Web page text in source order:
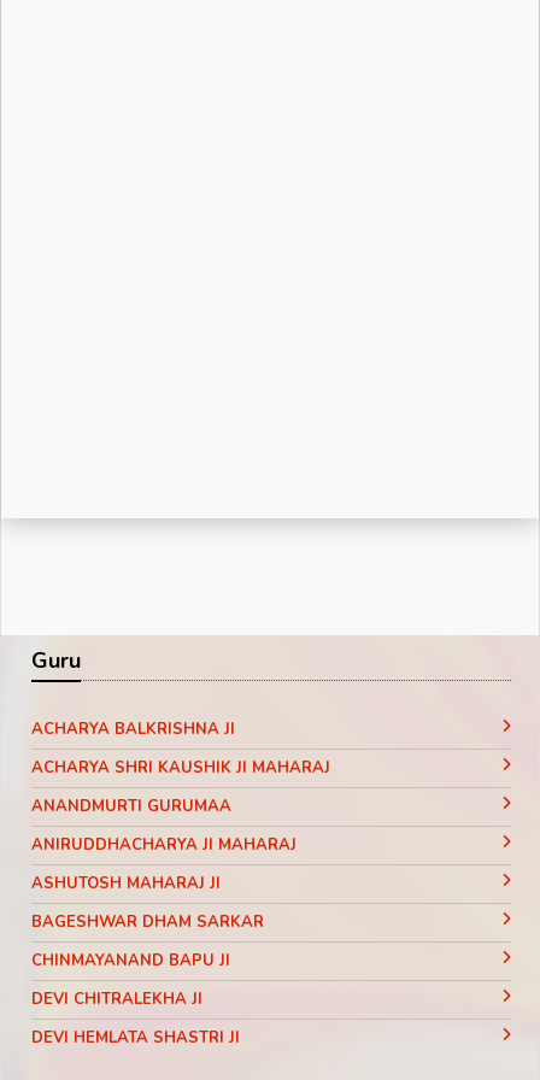
Guru
ACHARYA BALKRISHNA JI
ACHARYA SHRI KAUSHIK JI MAHARAJ
ANANDMURTI GURUMAA
ANIRUDDHACHARYA JI MAHARAJ
ASHUTOSH MAHARAJ JI
BAGESHWAR DHAM SARKAR
CHINMAYANAND BAPU JI
DEVI CHITRALEKHA JI
DEVI HEMLATA SHASTRI JI